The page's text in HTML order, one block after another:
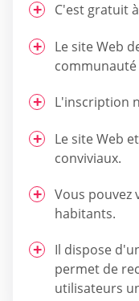
C'est gratuit
Le site Web
L'inscription
Le site Web
conviviaux.
Vous pouvez
habitants.
Il dispose
permet de
utilisateurs